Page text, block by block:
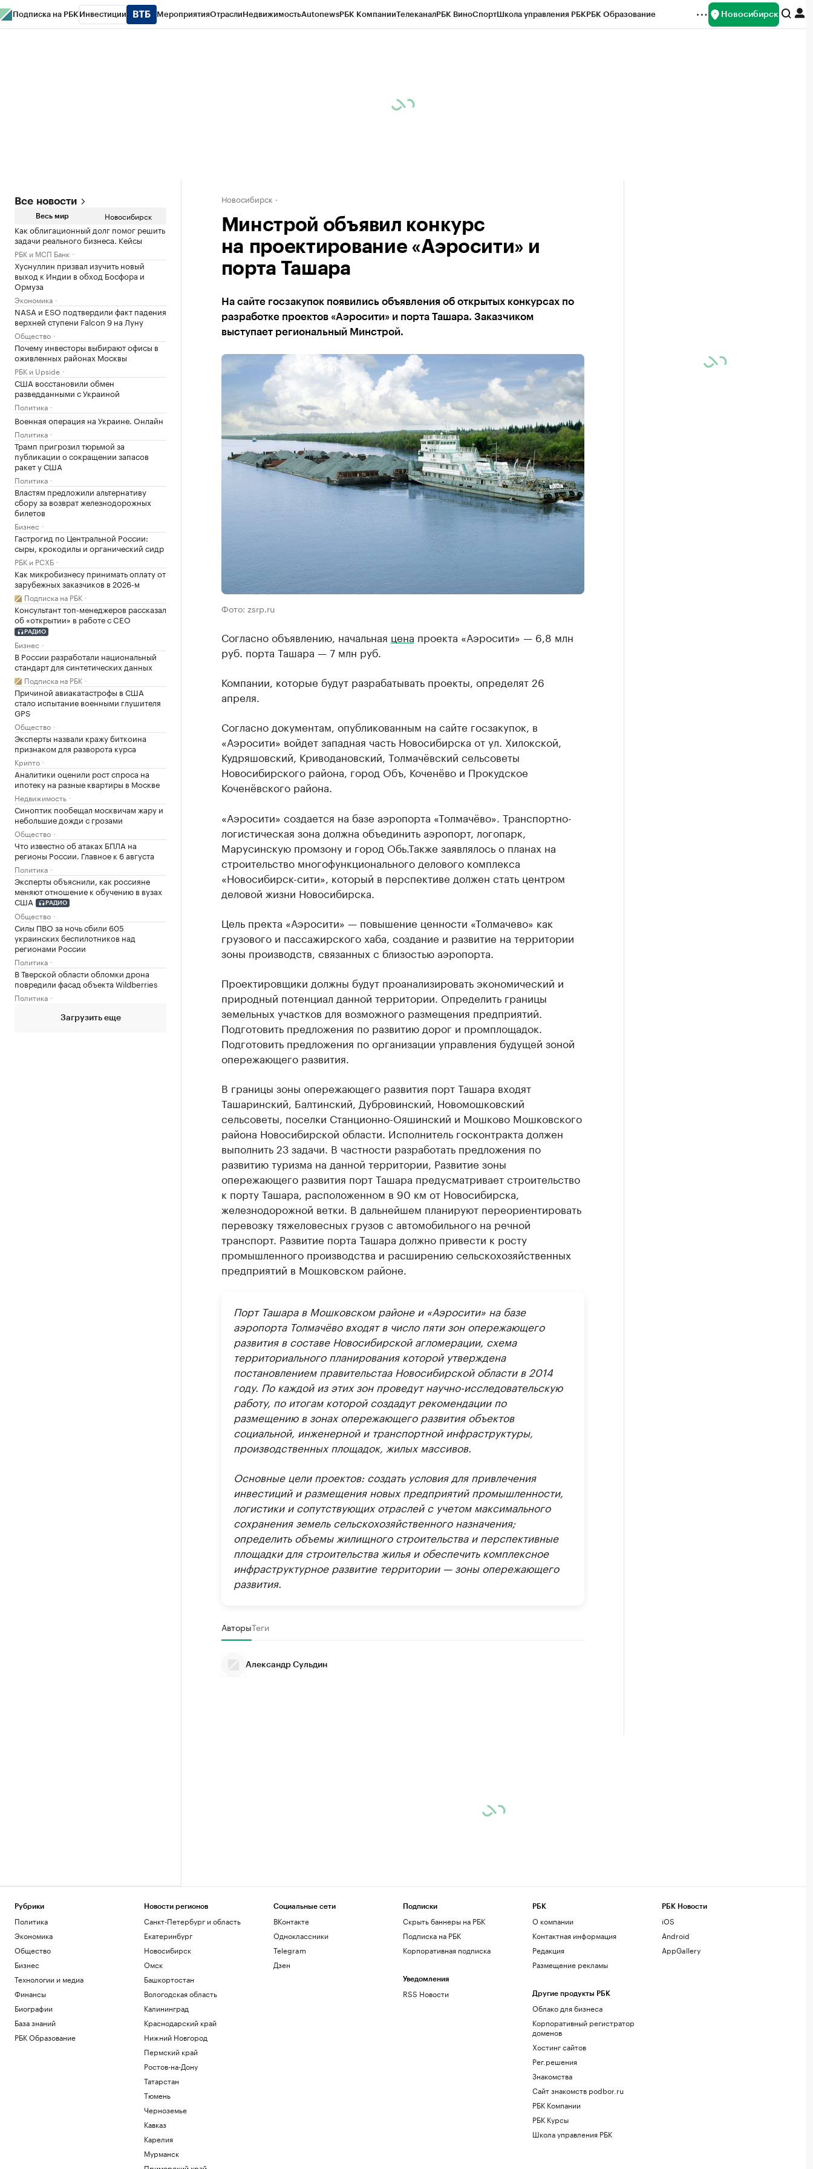
Подписка на РБК Инвестиции МероприятияОтраслиНедвижимостьAutonewsРБК КомпанииТелеканалРБК ВиноСпортШкола управления РБКРБК Образование Новосибирск
Все новости
Весь мир Новосибирск
Как облигационный долг помог решить
задачи реального бизнеса. Кейсы
РБК и МСП Банк
Хуснуллин призвал изучить новый
выход к Индии в обход Босфора и
Ормуза
Экономика
NASA и ESO подтвердили факт падения
верхней ступени Falcon 9 на Луну
Общество
Почему инвесторы выбирают офисы в
оживленных районах Москвы
РБК и Upside
США восстановили обмен
разведданными с Украиной
Политика
Военная операция на Украине. Онлайн
Политика
Трамп пригрозил тюрьмой за
публикации о сокращении запасов
ракет у США
Политика
Властям предложили альтернативу
сбору за возврат железнодорожных
билетов
Бизнес
Гастрогид по Центральной России:
сыры, крокодилы и органический сидр
РБК и РСХБ
Как микробизнесу принимать оплату от
зарубежных заказчиков в 2026-м
Подписка на РБК
Консультант топ-менеджеров рассказал
об «открытии» в работе с CEO
РАДИО
Бизнес
В России разработали национальный
стандарт для синтетических данных
Подписка на РБК
Причиной авиакатастрофы в США
стало испытание военными глушителя
GPS
Общество
Эксперты назвали кражу биткоина
признаком для разворота курса
Крипто
Аналитики оценили рост спроса на
ипотеку на разные квартиры в Москве
Недвижимость
Синоптик пообещал москвичам жару и
небольшие дожди с грозами
Общество
Что известно об атаках БПЛА на
регионы России. Главное к 6 августа
Политика
Эксперты объяснили, как россияне
меняют отношение к обучению в вузах
США
РАДИО
Общество
Силы ПВО за ночь сбили 605
украинских беспилотников над
регионами России
Политика
В Тверской области обломки дрона
повредили фасад объекта Wildberries
Политика
Загрузить еще
Новосибирск
Минстрой объявил конкурс
на проектирование «Аэросити» и
порта Ташара
На сайте госзакупок появились объявления об открытых конкурсах по
разработке проектов «Аэросити» и порта Ташара. Заказчиком
выступает региональный Минстрой.
Фото: zsrp.ru
Согласно объявлению, начальная цена проекта «Аэросити» — 6,8 млн
руб. порта Ташара — 7 млн руб.
Компании, которые будут разрабатывать проекты, определят 26
апреля.
Согласно документам, опубликованным на сайте госзакупок, в
«Аэросити» войдет западная часть Новосибирска от ул. Хилокской,
Кудряшовский, Криводановский, Толмачёвский сельсоветы
Новосибирского района, город Объ, Коченёво и Прокудское
Коченёвского района.
«Аэросити» создается на базе аэропорта «Толмачёво». Транспортно-
логистическая зона должна объединить аэропорт, логопарк,
Марусинскую промзону и город Обь.Также заявлялось о планах на
строительство многофункционального делового комплекса
«Новосибирск-сити», который в перспективе должен стать центром
деловой жизни Новосибирска.
Цель пректа «Аэросити» — повышение ценности «Толмачево» как
грузового и пассажирского хаба, создание и развитие на территории
зоны производств, связанных с близостью аэропорта.
Проектировщики должны будут проанализировать экономический и
природный потенциал данной территории. Определить границы
земельных участков для возможного размещения предприятий.
Подготовить предложения по развитию дорог и промплощадок.
Подготовить предложения по организации управления будущей зоной
опережающего развития.
В границы зоны опережающего развития порт Ташара входят
Ташаринский, Балтинский, Дубровинский, Новомошковский
сельсоветы, поселки Станционно-Ояшинский и Мошково Мошковского
района Новосибирской области. Исполнитель госконтракта должен
выполнить 23 задачи. В частности разработать предложения по
развитию туризма на данной территории, Развитие зоны
опережающего развития порт Ташара предусматривает строительство
к порту Ташара, расположенном в 90 км от Новосибирска,
железнодорожной ветки. В дальнейшем планируют переориентировать
перевозку тяжеловесных грузов с автомобильного на речной
транспорт. Развитие порта Ташара должно привести к росту
промышленного производства и расширению сельскохозяйственных
предприятий в Мошковском районе.
Порт Ташара в Мошковском районе и «Аэросити» на базе
аэропорта Толмачёво входят в число пяти зон опережающего
развития в составе Новосибирской агломерации, схема
территориального планирования которой утверждена
постановлением правительстаа Новосибирской области в 2014
году. По каждой из этих зон проведут научно-исследовательскую
работу, по итогам которой создадут рекомендации по
размещению в зонах опережающего развития объектов
социальной, инженерной и транспортной инфраструктуры,
производственных площадок, жилых массивов.
Основные цели проектов: создать условия для привлечения
инвестиций и размещения новых предприятий промышленности,
логистики и сопутствующих отраслей с учетом максимального
сохранения земель сельскохозяйственного назначения;
определить объемы жилищного строительства и перспективные
площадки для строительства жилья и обеспечить комплексное
инфраструктурное развитие территории — зоны опережающего
развития.
АвторыТеги
Александр Сульдин
Рубрики
Политика
Экономика
Общество
Бизнес
Технологии и медиа
Финансы
Биографии
База знаний
РБК Образование
Новости регионов
Санкт-Петербург и область
Екатеринбург
Новосибирск
Омск
Башкортостан
Вологодская область
Калининград
Краснодарский край
Нижний Новгород
Пермский край
Ростов-на-Дону
Татарстан
Тюмень
Черноземье
Кавказ
Карелия
Мурманск
Социальные сети
ВКонтакте
Одноклассники
Telegram
Дзен
Подписки
Скрыть баннеры на РБК
Подписка на РБК
Корпоративная подписка
Уведомления
RSS Новости
РБК
О компании
Контактная информация
Редакция
Размещение рекламы
Другие продукты РБК
Облако для бизнеса
Корпоративный регистратор
доменов
Хостинг сайтов
Рег.решения
Знакомства
Сайт знакомств podbor.ru
РБК Компании
РБК Курсы
Школа управления РБК
РБК Новости
iOS
Android
AppGallery